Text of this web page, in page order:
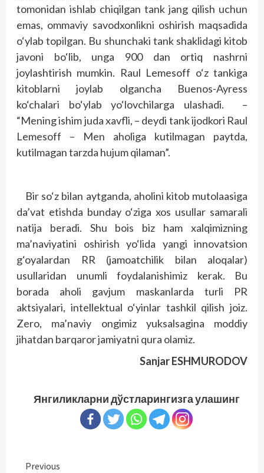
tomonidan ishlab chiqilgan tank jang qilish uchun
emas, ommaviy savodxonlikni oshirish maqsadida
o‘ylab topilgan. Bu shunchaki tank shaklidagi kitob
javoni bo‘lib, unga 900 dan ortiq nashrni
joylashtirish mumkin. Raul Lemesoff o‘z tankiga
kitoblarni joylab olgancha Buenos-Ayress
ko‘chalari bo‘ylab yo‘lovchilarga ulashadi. –
“Mening ishim juda xavfli, – deydi tank ijodkori Raul
Lemesoff – Men aholiga kutilmagan paytda,
kutilmagan tarzda hujum qilaman”.
Bir so‘z bilan aytganda, aholini kitob mutolaasiga
da’vat etishda bunday o‘ziga xos usullar samarali
natija beradi. Shu bois biz ham xalqimizning
ma’naviyatini oshirish yo‘lida yangi innovatsion
g‘oyalardan RR (jamoatchilik bilan aloqalar)
usullaridan unumli foydalanishimiz kerak. Bu
borada aholi gavjum maskanlarda turli PR
aktsiyalari, intellektual o‘yinlar tashkil qilish joiz.
Zero, ma’naviy ongimiz yuksalsagina moddiy
jihatdan barqaror jamiyatni qura olamiz.
Sanjar ESHMURODOV
Янгиликларни дўстларингизга улашинг
Continue
Previous